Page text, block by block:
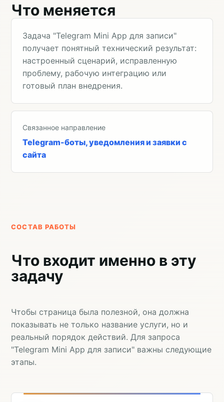
Что меняется
Задача "Telegram Mini App для записи"
получает понятный технический результат:
настроенный сценарий, исправленную
проблему, рабочую интеграцию или
готовый план внедрения.
Связанное направление
Telegram-боты, уведомления и заявки с
сайта
СОСТАВ РАБОТЫ
Что входит именно в эту
задачу
Чтобы страница была полезной, она должна
показывать не только название услуги, но и
реальный порядок действий. Для запроса
"Telegram Mini App для записи" важны следующие
этапы.